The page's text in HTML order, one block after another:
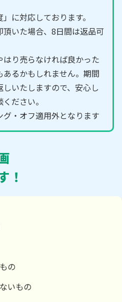
に対応しております。
いた場合、8日間は返品可
り売らなければ良かった
るかもしれません。期間
いたしますので、安心し
ださい。
・オフ適用外となります
！
の
いもの